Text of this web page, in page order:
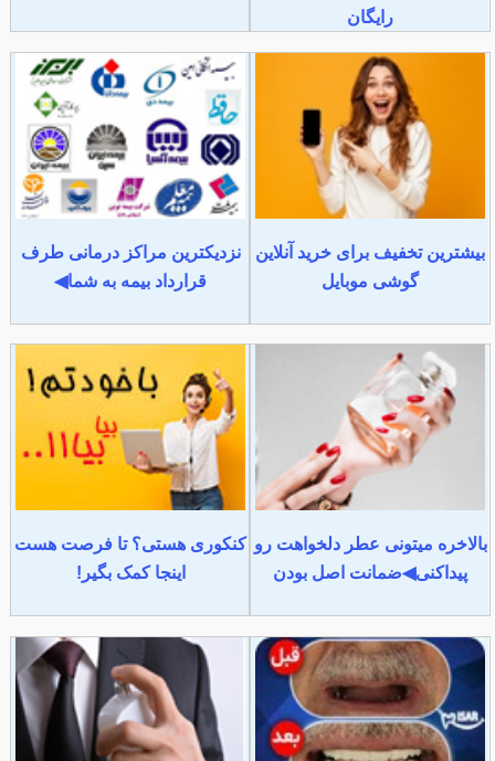
رایگان
بیشترین تخفیف برای خرید آنلاین
گوشی موبایل
نزدیکترین مراکز درمانی طرف
قرارداد بیمه به شما◀
بالاخره میتونی عطر دلخواهت رو
پیداکنی◀ضمانت اصل بودن
کنکوری هستی؟ تا فرصت هست
اینجا کمک بگیر!